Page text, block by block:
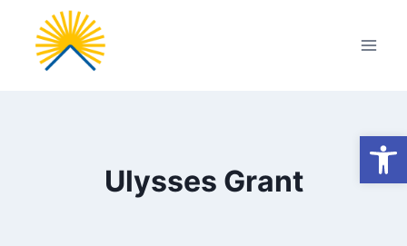
Przejdź
treści
Ulysses Grant